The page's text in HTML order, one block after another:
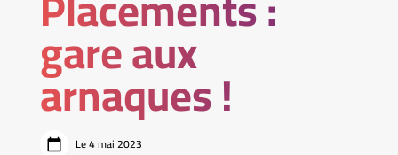
gare aux
arnaques !
Le 4 mai 2023